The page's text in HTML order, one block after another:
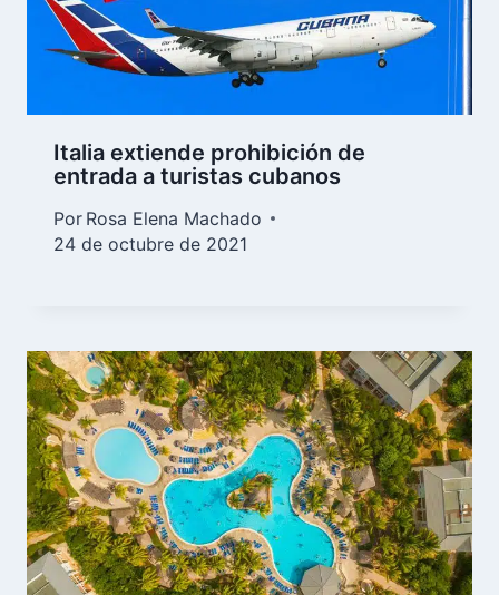
Italia extiende prohibición de
entrada a turistas cubanos
Por Rosa Elena Machado
24 de octubre de 2021